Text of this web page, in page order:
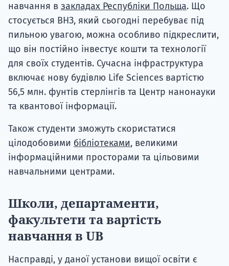
навчання в закладах Республіки Польща. Що
стосується ВНЗ, який сьогодні перебуває під
пильною увагою, можна особливо підкреслити,
що він постійно інвестує кошти та технології
для своїх студентів. Сучасна інфраструктура
включає нову будівлю Life Sciences вартістю
56,5 млн. фунтів стерлінгів та Центр нанонауки
та квантової інформації.
Також студенти зможуть скористатися
цілодобовими бібліотеками, великими
інформаційними просторами та цільовими
навчальними центрами.
Школи, департаменти,
факультети та вартість
навчання в UB
Насправді, у даної установи вищої освіти є